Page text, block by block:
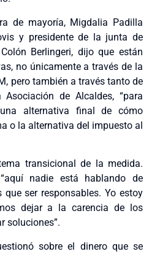
de mayoría, Migdalia Padilla
y presidente de la junta de
Berlingeri, dijo que están
no únicamente a través de la
pero también a través tanto de
de Alcaldes, “para
alternativa final de cómo
o la alternativa del impuesto al
transicional de la medida.
nadie está hablando de
ser responsables. Yo estoy
dejar a la carencia de los
soluciones”.
sobre el dinero que se